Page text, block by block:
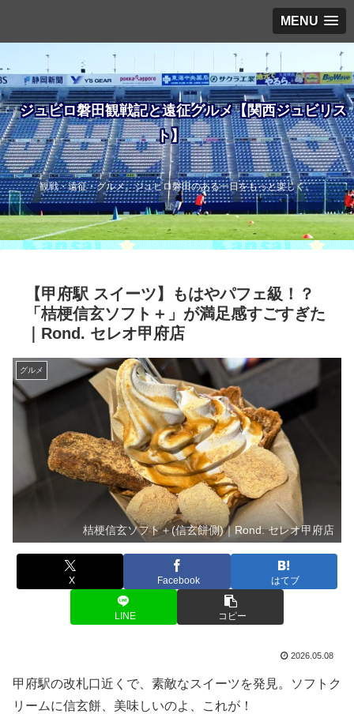
MENU
ジュビロ磐田観戦記と遠征グルメ【関西ジュビリス
ト】
観戦・遠征・グルメ。ジュビロ磐田のある一日をもっと楽しく。
【甲府駅 スイーツ】もはやパフェ級！？
「桔梗信玄ソフト＋」が満足感すごすぎた
｜Rond. セレオ甲府店
グルメ
桔梗信玄ソフト＋(信玄餅側)｜Rond. セレオ甲府店
X Facebook はてブ
LINE コピー
2026.05.08
甲府駅の改札口近くで、素敵なスイーツを発見。ソフトク
リームに信玄餅、美味しいのよ、これが！